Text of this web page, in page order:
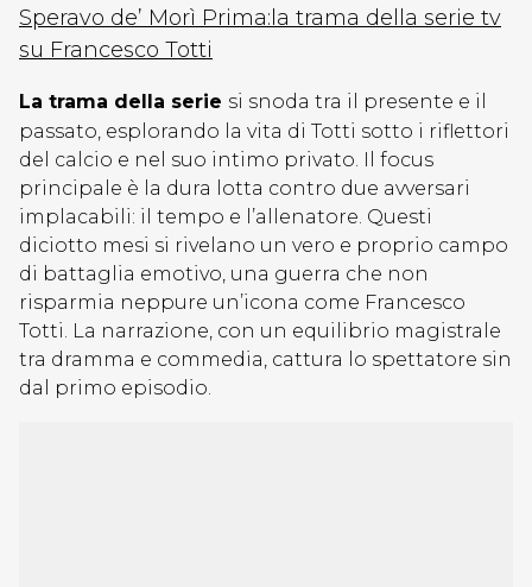
Speravo de’ Morì Prima:la trama della serie tv
su Francesco Totti
La trama della serie si snoda tra il presente e il
passato, esplorando la vita di Totti sotto i riflettori
del calcio e nel suo intimo privato. Il focus
principale è la dura lotta contro due avversari
implacabili: il tempo e l’allenatore. Questi
diciotto mesi si rivelano un vero e proprio campo
di battaglia emotivo, una guerra che non
risparmia neppure un’icona come Francesco
Totti. La narrazione, con un equilibrio magistrale
tra dramma e commedia, cattura lo spettatore sin
dal primo episodio.